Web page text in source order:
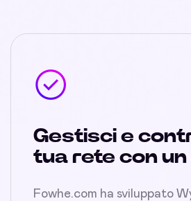
Gestisci e
tua rete con
Fowhe.com ha sviluppato